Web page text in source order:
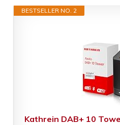
BESTSELLER NO. 2
Kathrein DAB+ 10